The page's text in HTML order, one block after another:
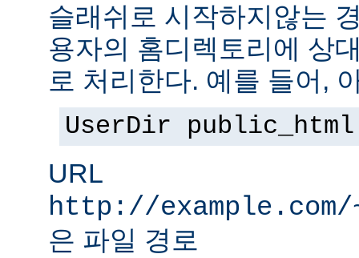
슬래쉬로 시작하지않는
용자의 홈디렉토리에 상
로 처리한다. 예를 들어,
UserDir public_html
URL
http://
은 파일 경로